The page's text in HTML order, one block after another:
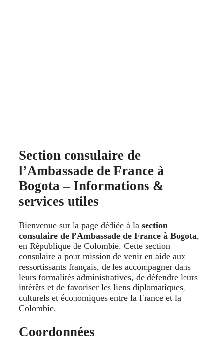
Section consulaire de
l’Ambassade de France à
Bogota – Informations &
services utiles
Bienvenue sur la page dédiée à la section
consulaire de l’Ambassade de France à Bogota,
en République de Colombie. Cette section
consulaire a pour mission de venir en aide aux
ressortissants français, de les accompagner dans
leurs formalités administratives, de défendre leurs
intérêts et de favoriser les liens diplomatiques,
culturels et économiques entre la France et la
Colombie.
Coordonnées